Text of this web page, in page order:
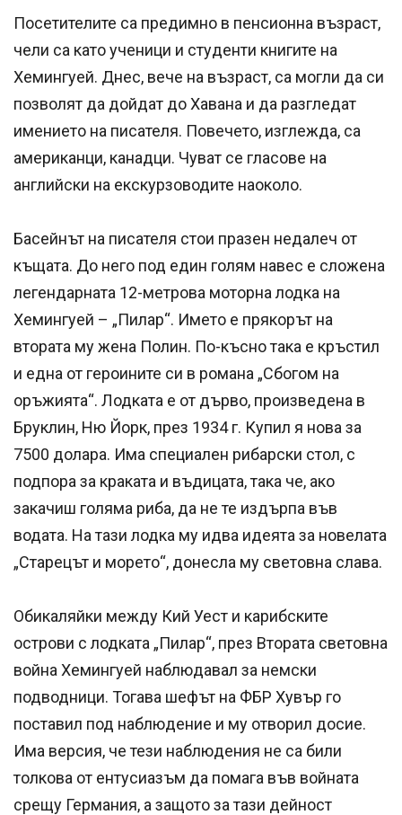
Посетителите са предимно в пенсионна възраст,
чели са като ученици и студенти книгите на
Хемингуей. Днес, вече на възраст, са могли да си
позволят да дойдат до Хавана и да разгледат
имението на писателя. Повечето, изглежда, са
американци, канадци. Чуват се гласове на
английски на екскурзоводите наоколо.
Басейнът на писателя стои празен недалеч от
къщата. До него под един голям навес е сложена
легендарната 12-метрова моторна лодка на
Хемингуей – „Пилар“. Името е прякорът на
втората му жена Полин. По-късно така е кръстил
и една от героините си в романа „Сбогом на
оръжията“. Лодката е от дърво, произведена в
Бруклин, Ню Йорк, през 1934 г. Купил я нова за
7500 долара. Има специален рибарски стол, с
подпора за краката и въдицата, така че, ако
закачиш голяма риба, да не те издърпа във
водата. На тази лодка му идва идеята за новелата
„Старецът и морето“, донесла му световна слава.
Обикаляйки между Кий Уест и карибските
острови с лодката „Пилар“, през Втората световна
война Хемингуей наблюдавал за немски
подводници. Тогава шефът на ФБР Хувър го
поставил под наблюдение и му отворил досие.
Има версия, че тези наблюдения не са били
толкова от ентусиазъм да помага във войната
срещу Германия, а защото за тази дейност